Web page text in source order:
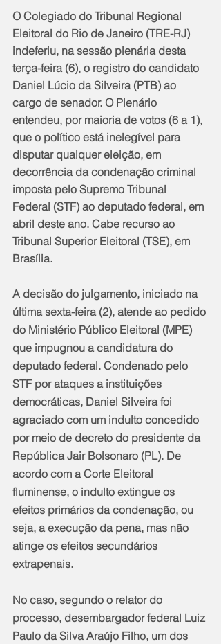
O Colegiado do Tribunal Regional
Eleitoral do Rio de Janeiro (TRE-RJ)
indeferiu, na sessão plenária desta
terça-feira (6), o registro do candidato
Daniel Lúcio da Silveira (PTB) ao
cargo de senador. O Plenário
entendeu, por maioria de votos (6 a 1),
que o político está inelegível para
disputar qualquer eleição, em
decorrência da condenação criminal
imposta pelo Supremo Tribunal
Federal (STF) ao deputado federal, em
abril deste ano. Cabe recurso ao
Tribunal Superior Eleitoral (TSE), em
Brasília.
A decisão do julgamento, iniciado na
última sexta-feira (2), atende ao pedido
do Ministério Público Eleitoral (MPE)
que impugnou a candidatura do
deputado federal. Condenado pelo
STF por ataques a instituições
democráticas, Daniel Silveira foi
agraciado com um indulto concedido
por meio de decreto do presidente da
República Jair Bolsonaro (PL). De
acordo com a Corte Eleitoral
fluminense, o indulto extingue os
efeitos primários da condenação, ou
seja, a execução da pena, mas não
atinge os efeitos secundários
extrapenais.
No caso, segundo o relator do
processo, desembargador federal Luiz
Paulo da Silva Araújo Filho, um dos